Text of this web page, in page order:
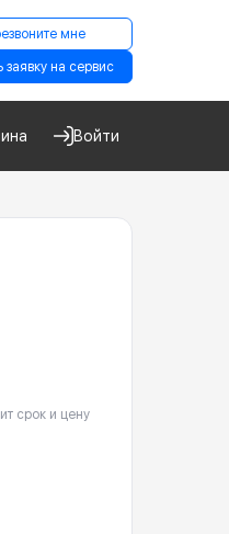
мне
заявку на сервис
Войти
срок и цену